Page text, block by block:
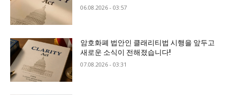
06.08.2026 - 03:57
암호화폐 법안인 클래리티법 시행을 앞두고
새로운 소식이 전해졌습니다!
07.08.2026 - 03:31